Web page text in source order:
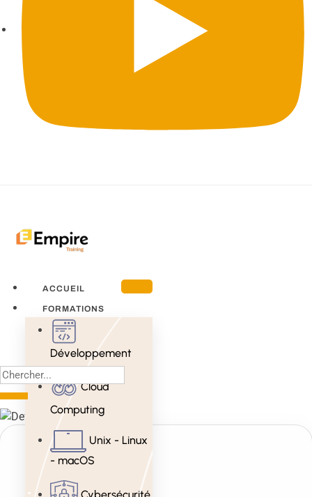
ACCUEIL
FORMATIONS
Développement
Cloud
Computing
Unix - Linux
- macOS